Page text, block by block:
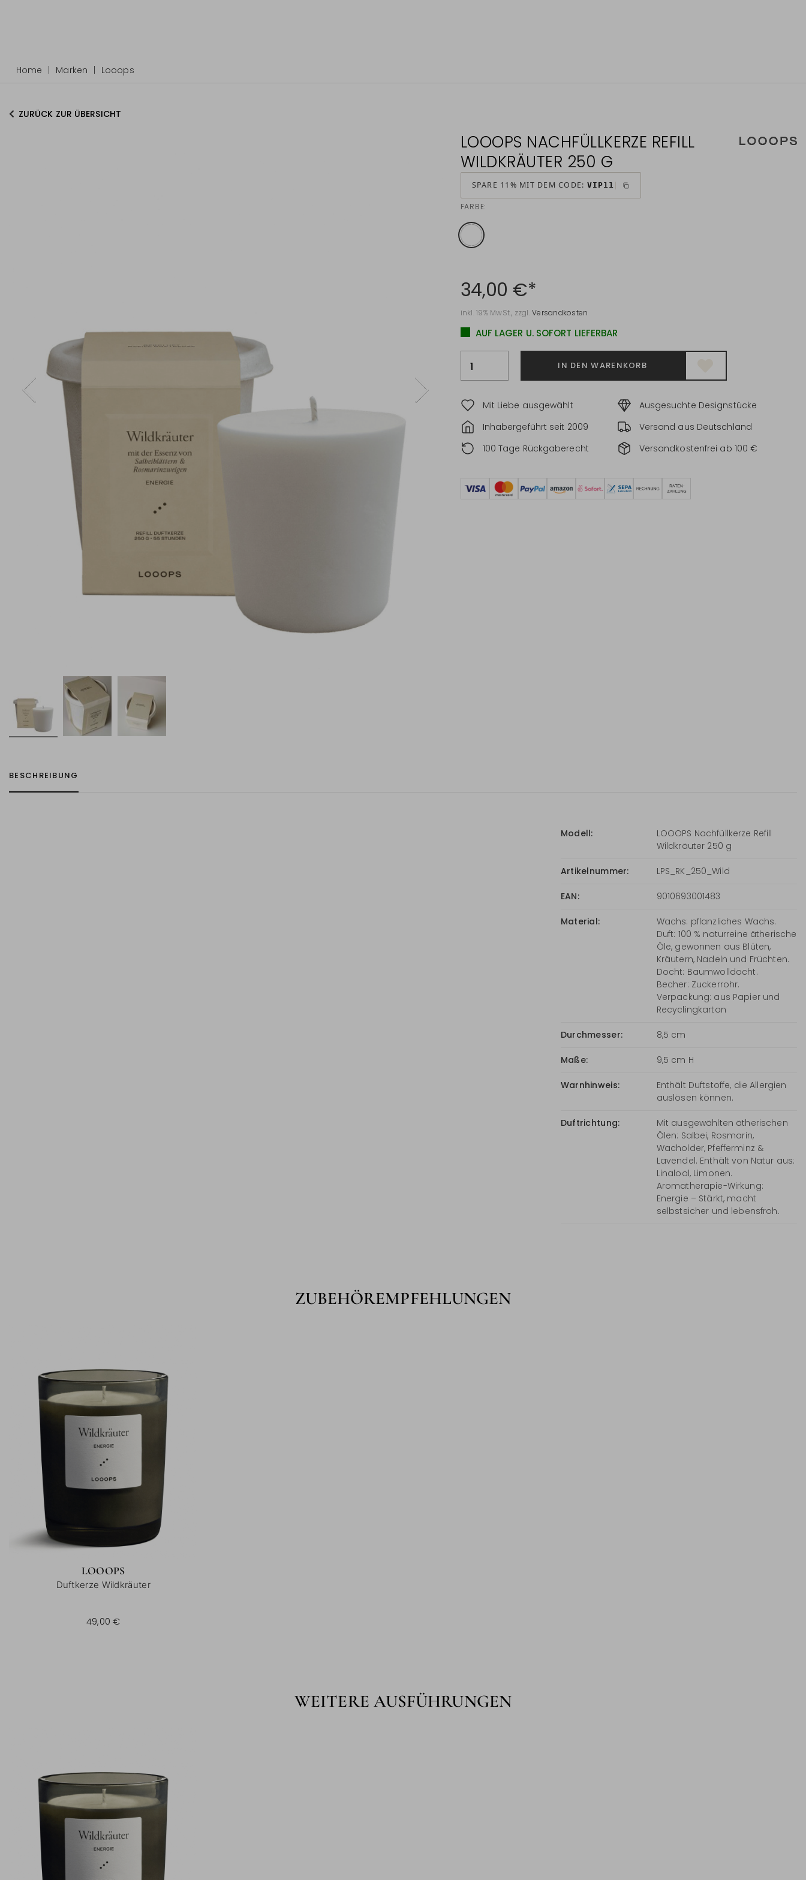
Home Marken Looops
ZURÜCK ZUR ÜBERSICHT
LOOOPS NACHFÜLLKERZE REFILL
WILDKRÄUTER 250 G
SPARE 11% MIT DEM CODE: VIP11
FARBE:
34,00 €*
inkl. 19% MwSt., zzgl.Versandkosten
AUF LAGER U. SOFORT LIEFERBAR
IN DEN WARENKORB
Mit Liebe ausgewählt
Ausgesuchte Designstücke
Inhabergeführt seit 2009
Versand aus Deutschland
100 Tage Rückgaberecht
Versandkostenfrei ab 100 €
BESCHREIBUNG
Modell:
LOOOPS Nachfüllkerze Refill
Wildkräuter 250 g
Artikelnummer: LPS_RK_250_Wild
EAN: 9010693001483
Material:
Wachs: pflanzliches Wachs.
Duft: 100 % naturreine ätherische
Öle, gewonnen aus Blüten,
Kräutern, Nadeln und Früchten.
Docht: Baumwolldocht.
Becher: Zuckerrohr.
Verpackung: aus Papier und
Recyclingkarton
Durchmesser: 8,5 cm
Maße: 9,5 cm H
Warnhinweis:
Enthält Duftstoffe, die Allergien
auslösen können.
Duftrichtung:
Mit ausgewählten ätherischen
Ölen: Salbei, Rosmarin,
Wacholder, Pfefferminz &
Lavendel. Enthält von Natur aus:
Linalool, Limonen.
Aromatherapie-Wirkung:
Energie – Stärkt, macht
selbstsicher und lebensfroh.
ZUBEHÖREMPFEHLUNGEN
LOOOPS
Duftkerze Wildkräuter
49,00 €
WEITERE AUSFÜHRUNGEN